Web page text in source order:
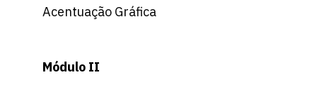
Acentuação Gráfica
Módulo II